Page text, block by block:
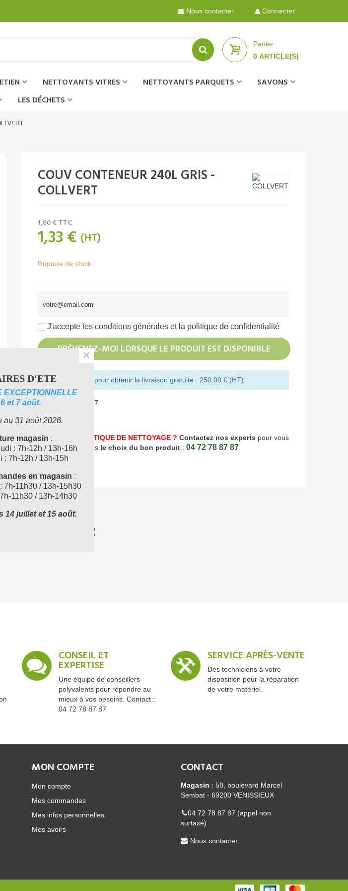
Nous contacter Connecter
Panier
0 ARTICLE(S)
NETTOYANTS VITRES NETTOYANTS PARQUETS
SAVONS
LES DÉCHETS
COUV CONTENEUR 240L GRIS -
COLLVERT
1,60 € TTC
1,33 € (HT)
Rupture de stock
J'accepte les conditions générales et la politique de confidentialité
PRÉVENEZ-MOI LORSQUE LE PRODUIT EST DISPONIBLE
Montant restant pour obtenir la livraison gratuite : 250,00 € (HT)
Référence: 210147
Aimer
UNE PROBLEMATIQUE DE NETTOYAGE ? Contactez nos experts pour vous
accompagner dans le choix du bon produit : 04 72 78 87 87
AUSSI AIMER
CONSEIL ET
EXPERTISE
Une équipe de conseillers
polyvalents pour répondre au
mieux à vos besoins. Contact :
04 72 78 87 87
SERVICE APRÈS-VENTE
Des techniciens à votre
disposition pour la réparation
de votre matériel.
MON COMPTE
Mon compte
Mes commandes
Mes infos personnelles
Mes avoirs
CONTACT
Magasin : 50, boulevard Marcel
Sembat - 69200 VENISSIEUX
04 72 78 87 87 (appel non
surtaxé)
Nous contacter
D'ETE
EXCEPTIONNELLE
et 7 août.
au 31 août 2026.
magasin :
: 7h-12h / 13h-16h
: 7h-12h / 13h-15h
en magasin :
7h-11h30 / 13h-15h30
11h30 / 13h-14h30
14 juillet et 15 août.
×